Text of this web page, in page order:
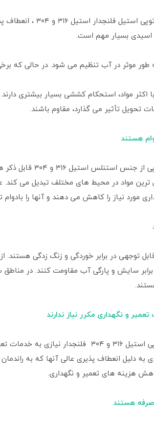
به دلیل سختی
اسیدی بسیار مهم است.
موثر در آب تنظیم می شود. در حالی که
با اکثر مواد، استحکام کششی بسیار بیشتری
تحویل تأثیر می گذارد، مقاوم باشند.
در مورد مواد
آل ترین مواد در محیط های مختلف تبدیل می
مورد نیاز را کاهش می دهند و آنها را بادوام
توجهی در برابر خوردگی و زنگ زدگی
سایش و پارگی آب مقاومت کنند. در مناطق
در صورت نصب صحیح، شیر توپی استیل ۳۱۶ و
به دلیل انعطاف پذیری عالی آنها که به
هزینه های تعمیر و نگهداری.